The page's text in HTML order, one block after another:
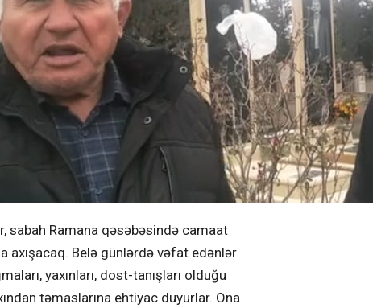
sabah Ramana qəsəbəsində camaat
axışacaq. Belə günlərdə vəfat edənlər
yaxınları, dost-tanışları olduğu
təmaslarına ehtiyac duyurlar. Ona